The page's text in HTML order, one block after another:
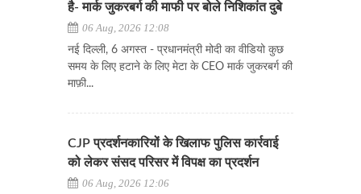
है- मार्क जुकरबर्ग की माफी पर बोले निशिकांत दुबे
06 Aug, 2026 12:08
नई दिल्ली, 6 अगस्त - प्रधानमंत्री मोदी का वीडियो कुछ
समय के लिए हटाने के लिए मेटा के CEO मार्क जुकरबर्ग की
माफ़ी...
CJP प्रदर्शनकारियों के खिलाफ पुलिस कार्रवाई
को लेकर संसद परिसर में विपक्ष का प्रदर्शन
06 Aug, 2026 12:06